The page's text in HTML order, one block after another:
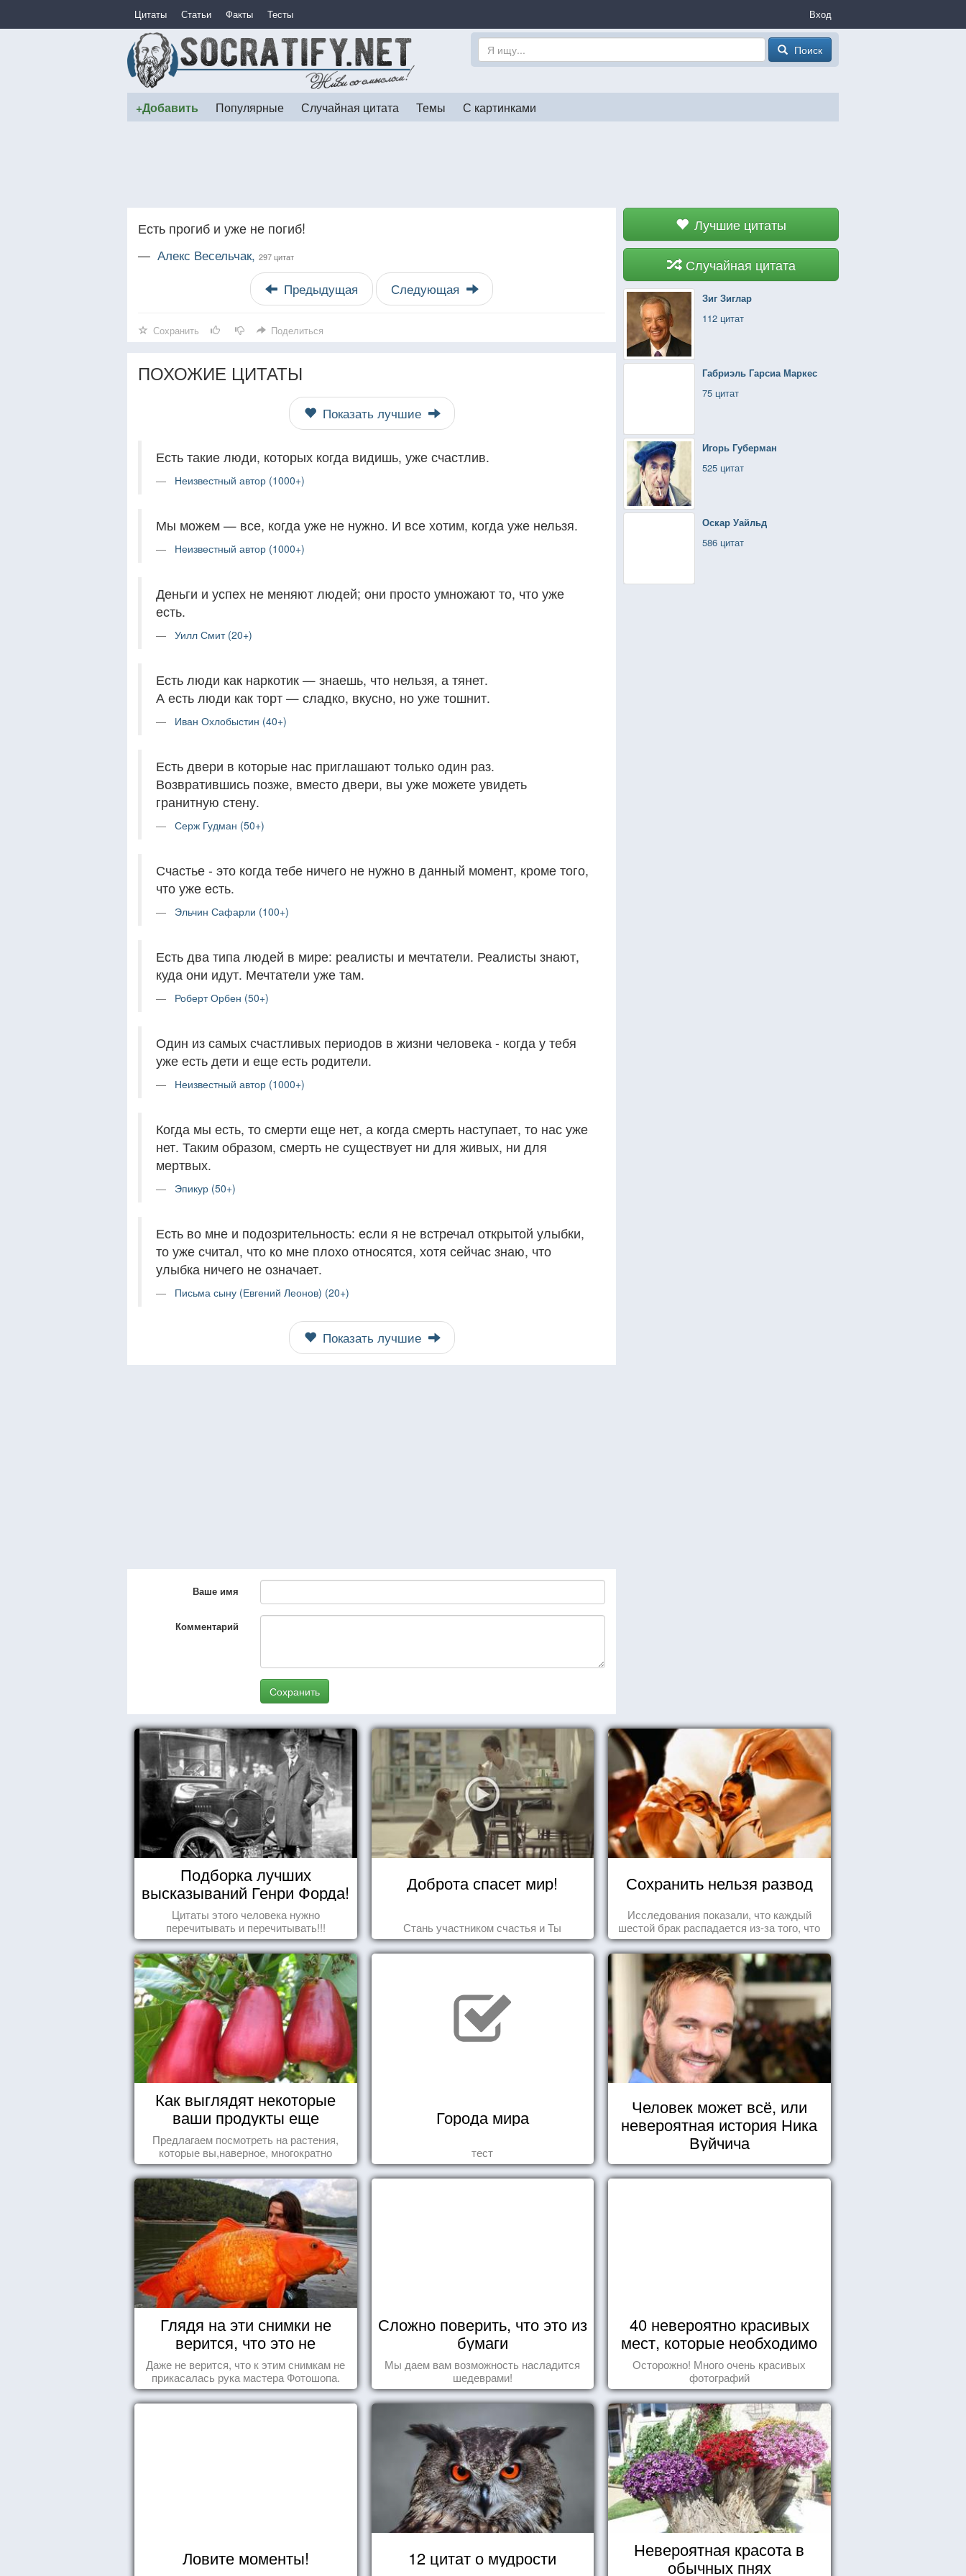
Цитаты Статьи Факты Тесты Вход
Поиск
+Добавить Популярные Случайная цитата Темы С картинками
Лучшие цитаты
Случайная цитата
Зиг Зиглар
112 цитат
Габриэль Гарсиа Маркес
75 цитат
Игорь Губерман
525 цитат
Оскар Уайльд
586 цитат
Есть прогиб и уже не погиб!
— Алекс Весельчак, 297 цитат
Предыдущая Следующая
Сохранить Поделиться
ПОХОЖИЕ ЦИТАТЫ
Показать лучшие
Есть такие люди, которых когда видишь, уже счастлив.
Неизвестный автор (1000+)
Мы можем — все, когда уже не нужно. И все хотим, когда уже нельзя.
Неизвестный автор (1000+)
Деньги и успех не меняют людей; они просто умножают то, что уже
есть.
Уилл Смит (20+)
Есть люди как наркотик — знаешь, что нельзя, а тянет.
А есть люди как торт — сладко, вкусно, но уже тошнит.
Иван Охлобыстин (40+)
Есть двери в которые нас приглашают только один раз.
Возвратившись позже, вместо двери, вы уже можете увидеть
гранитную стену.
Серж Гудман (50+)
Счастье - это когда тебе ничего не нужно в данный момент, кроме того,
что уже есть.
Эльчин Сафарли (100+)
Есть два типа людей в мире: реалисты и мечтатели. Реалисты знают,
куда они идут. Мечтатели уже там.
Роберт Орбен (50+)
Один из самых счастливых периодов в жизни человека - когда у тебя
уже есть дети и еще есть родители.
Неизвестный автор (1000+)
Когда мы есть, то смерти еще нет, а когда смерть наступает, то нас уже
нет. Таким образом, смерть не существует ни для живых, ни для
мертвых.
Эпикур (50+)
Есть во мне и подозрительность: если я не встречал открытой улыбки,
то уже считал, что ко мне плохо относятся, хотя сейчас знаю, что
улыбка ничего не означает.
Письма сыну (Евгений Леонов) (20+)
Показать лучшие
Ваше имя
Комментарий
Сохранить
Подборка лучших
высказываний Генри Форда!
Цитаты этого человека нужно
перечитывать и перечитывать!!!
Доброта спасет мир!
Стань участником счастья и Ты
Сохранить нельзя развод
Исследования показали, что каждый
шестой брак распадается из-за того, что
одного из супругов не устраивает та
роль, которая выпала ему в семье.
Как выглядят некоторые
ваши продукты еще
живыми?
Предлагаем посмотреть на растения,
которые вы,наверное, многократно
видели , но никогда не представляли
себе, что употребляете их в пищу.
Города мира
тест
Человек может всё, или
невероятная история Ника
Вуйчича
Глядя на эти снимки не
верится, что это не
Фотошоп!
Даже не верится, что к этим снимкам не
прикасалась рука мастера Фотошопа.
Сложно поверить, что это из
бумаги
Мы даем вам возможность насладится
шедеврами!
40 невероятно красивых
мест, которые необходимо
увидеть пока вы живы
Осторожно! Много очень красивых
фотографий
Ловите моменты! 12 цитат о мудрости
Невероятная красота в
обычных пнях